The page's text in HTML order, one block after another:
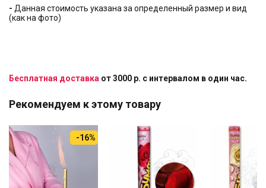
- Данная стоимость указана за определенный размер и вид
(как на фото)
Бесплатная доставка от 3000 р. с интервалом в один час.
Рекомендуем к этому товару
-16%